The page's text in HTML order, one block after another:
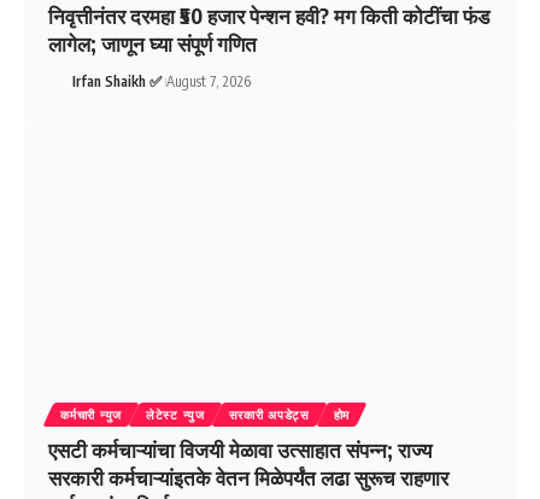
निवृत्तीनंतर दरमहा ₹50 हजार पेन्शन हवी? मग किती कोटींचा फंड
लागेल; जाणून घ्या संपूर्ण गणित
Irfan Shaikh ✅ August 7, 2026
कर्मचारी न्युज लेटेस्ट न्युज सरकारी अपडेट्स होम
एसटी कर्मचाऱ्यांचा विजयी मेळावा उत्साहात संपन्न; राज्य
सरकारी कर्मचाऱ्यांइतके वेतन मिळेपर्यंत लढा सुरूच राहणार